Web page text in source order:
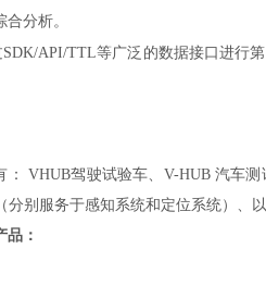
分析。
SDK/API/TTL等广泛的数据接口进行
VHUB驾驶试验车、V-HUB 汽车
别服务于感知系统和定位系统）、
：